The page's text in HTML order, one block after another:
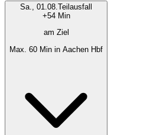
Sa., 01.08.Teilausfall
+54 Min
am Ziel
Max. 60 Min in Aachen Hbf